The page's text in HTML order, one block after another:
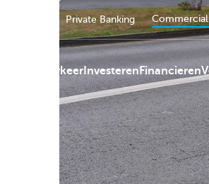
Private Banking Commercial
BetalingsverkeerInvesterenFinancieren